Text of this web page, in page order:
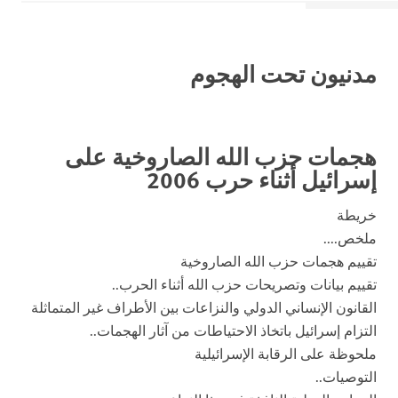
مدنيون تحت الهجوم
هجمات حزب الله الصاروخية على
إسرائيل أثناء حرب 2006
خريطة
ملخص....
تقييم هجمات حزب الله الصاروخية
تقييم بيانات وتصريحات حزب الله أثناء الحرب..
القانون الإنساني الدولي والنزاعات بين الأطراف غير المتماثلة
التزام إسرائيل باتخاذ الاحتياطات من آثار الهجمات..
ملحوظة على الرقابة الإسرائيلية
التوصيات..